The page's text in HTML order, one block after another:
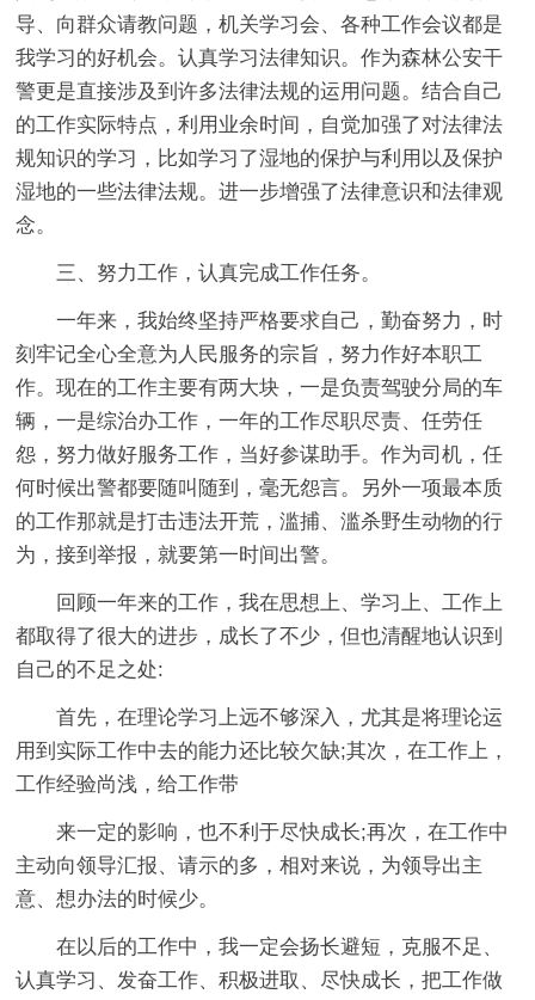
导、向群众请教问题，机关学习会、各种工作会议都是
我学习的好机会。认真学习法律知识。作为森林公安干
警更是直接涉及到许多法律法规的运用问题。结合自己
的工作实际特点，利用业余时间，自觉加强了对法律法
规知识的学习，比如学习了湿地的保护与利用以及保护
湿地的一些法律法规。进一步增强了法律意识和法律观
念。
三、努力工作，认真完成工作任务。
一年来，我始终坚持严格要求自己，勤奋努力，时
刻牢记全心全意为人民服务的宗旨，努力作好本职工
作。现在的工作主要有两大块，一是负责驾驶分局的车
辆，一是综治办工作，一年的工作尽职尽责、任劳任
怨，努力做好服务工作，当好参谋助手。作为司机，任
何时候出警都要随叫随到，毫无怨言。另外一项最本质
的工作那就是打击违法开荒，滥捕、滥杀野生动物的行
为，接到举报，就要第一时间出警。
回顾一年来的工作，我在思想上、学习上、工作上
都取得了很大的进步，成长了不少，但也清醒地认识到
自己的不足之处:
首先，在理论学习上远不够深入，尤其是将理论运
用到实际工作中去的能力还比较欠缺;其次，在工作上，
工作经验尚浅，给工作带
来一定的影响，也不利于尽快成长;再次，在工作中
主动向领导汇报、请示的多，相对来说，为领导出主
意、想办法的时候少。
在以后的工作中，我一定会扬长避短，克服不足、
认真学习、发奋工作、积极进取、尽快成长，把工作做